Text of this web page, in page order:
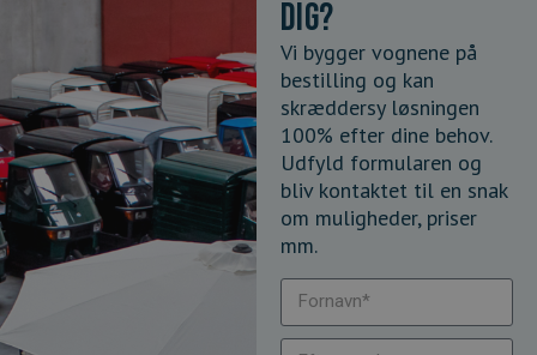
dig?
Vi bygger vognene på
bestilling og kan
skræddersy løsningen
100% efter dine behov.
Udfyld formularen og
bliv kontaktet til en snak
om muligheder, priser
mm.